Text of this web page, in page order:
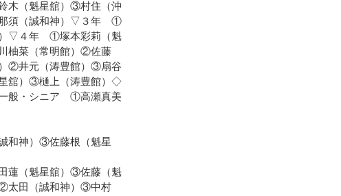
（魁星舘）③村住（沖
須（誠和神）▽３年 ①
）▽４年 ①塚本彩莉（魁
菜（常明館）②佐藤
②井元（涛豊館）③扇谷
舘）③樋上（涛豊館）◇
般・シニア ①高瀬真美
神）③佐藤根（魁星
（魁星舘）③佐藤（魁
田（誠和神）③中村